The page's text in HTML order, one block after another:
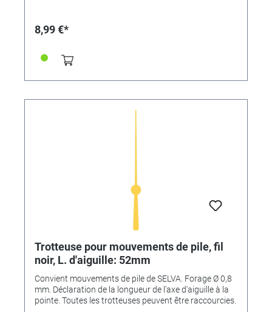
8,99 €*
Trotteuse pour mouvements de pile, fil
noir, L. d'aiguille: 52mm
Convient mouvements de pile de SELVA. Forage Ø 0,8
mm. Déclaration de la longueur de l'axe d'aiguille à la
pointe. Toutes les trotteuses peuvent être raccourcies.